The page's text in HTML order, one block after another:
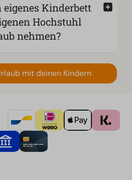
Kinderbett
Hochstuhl
nehmen?
mit deinen Kindern